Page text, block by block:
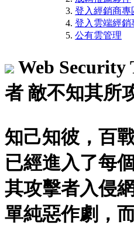
登入經銷商專
登入雲端經銷
公有雲管理
Web Security
者 敵不知其所
知己知彼，百
已經進入了每
其攻擊者入侵
單純惡作劇，